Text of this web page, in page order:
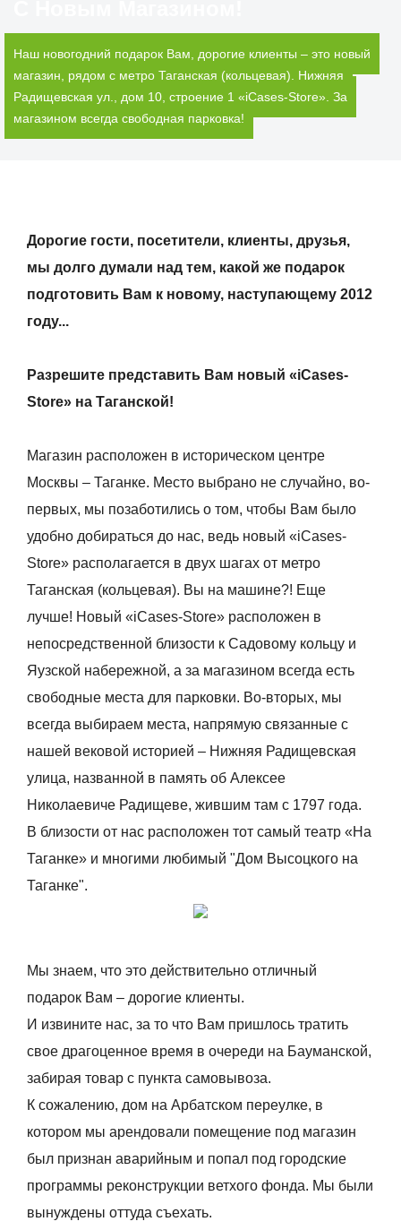
Наш новогодний подарок Вам, дорогие клиенты – это новый
магазин, рядом с метро Таганская (кольцевая). Нижняя
Радищевская ул., дом 10, строение 1 «iCases-Store». За
магазином всегда свободная парковка!
Дорогие гости, посетители, клиенты, друзья,
мы долго думали над тем, какой же подарок
подготовить Вам к новому, наступающему 2012
году...
Разрешите представить Вам новый «iCases-
Store» на Таганской!
Магазин расположен в историческом центре
Москвы – Таганке. Место выбрано не случайно, во-
первых, мы позаботились о том, чтобы Вам было
удобно добираться до нас, ведь новый «iCases-
Store» располагается в двух шагах от метро
Таганская (кольцевая). Вы на машине?! Еще
лучше! Новый «iCases-Store» расположен в
непосредственной близости к Садовому кольцу и
Яузской набережной, а за магазином всегда есть
свободные места для парковки. Во-вторых, мы
всегда выбираем места, напрямую связанные с
нашей вековой историей – Нижняя Радищевская
улица, названной в память об Алексее
Николаевиче Радищеве, жившим там с 1797 года.
В близости от нас расположен тот самый театр «На
Таганке» и многими любимый "Дом Высоцкого на
Таганке".
Мы знаем, что это действительно отличный
подарок Вам – дорогие клиенты.
И извините нас, за то что Вам пришлось тратить
свое драгоценное время в очереди на Бауманской,
забирая товар с пункта самовывоза.
К сожалению, дом на Арбатском переулке, в
котором мы арендовали помещение под магазин
был признан аварийным и попал под городские
программы реконструкции ветхого фонда. Мы были
вынуждены оттуда съехать.